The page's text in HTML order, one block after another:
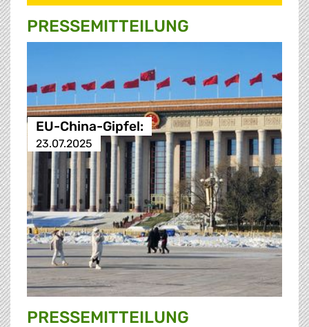
PRESSE­MITTEILUNG
EU-China-Gipfel:
23.07.2025
PRESSE­MITTEILUNG